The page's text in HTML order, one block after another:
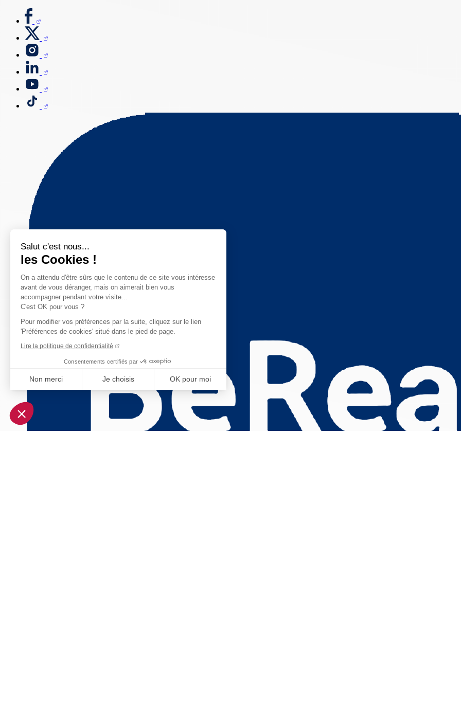
Salut c'est nous...
les Cookies !
On a attendu d'être sûrs que le contenu de ce site vous intéresse
avant de vous déranger, mais on aimerait bien vous
accompagner pendant votre visite...
C'est OK pour vous ?
Pour modifier vos préférences par la suite, cliquez sur le lien
'Préférences de cookies' situé dans le pied de page.
Lire la politique de confidentialité
Consentements certifiés par
Non merci Je choisis OK pour moi
Plateforme de Gestion du Consentement : Personnalisez vos Options
Notre plateforme vous permet d'adapter et de gérer vos paramètres de confidentialité, en garantissant la conformité avec